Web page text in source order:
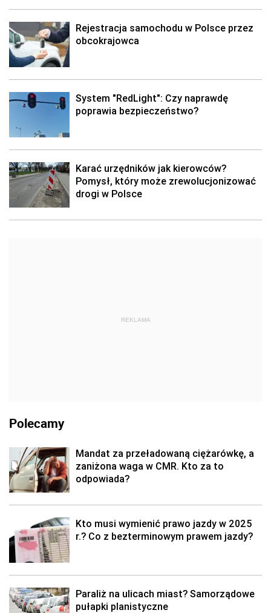
Rejestracja samochodu w Polsce przez
obcokrajowca
System "RedLight": Czy naprawdę
poprawia bezpieczeństwo?
Karać urzędników jak kierowców?
Pomysł, który może zrewolucjonizować
drogi w Polsce
REKLAMA
Polecamy
Mandat za przeładowaną ciężarówkę, a
zaniżona waga w CMR. Kto za to
odpowiada?
Kto musi wymienić prawo jazdy w 2025
r.? Co z bezterminowym prawem jazdy?
Paraliż na ulicach miast? Samorządowe
pułapki planistyczne